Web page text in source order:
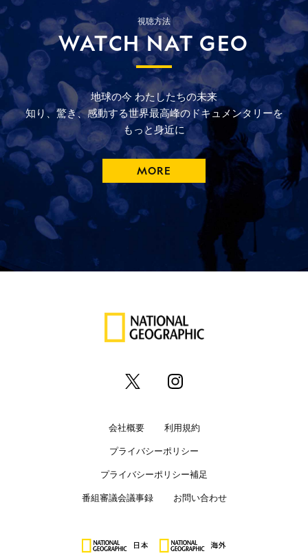
視聴方法
WATCH NAT GEO
地球の今 わたしたちの未来
知り、驚き、感動する世界最高峰のドキュメンタリーを
もっと身近に
MORE
会社概要 利用規約
プライバシーポリシー
プライバシーポリシー補足
番組審議会議事録 お問い合わせ